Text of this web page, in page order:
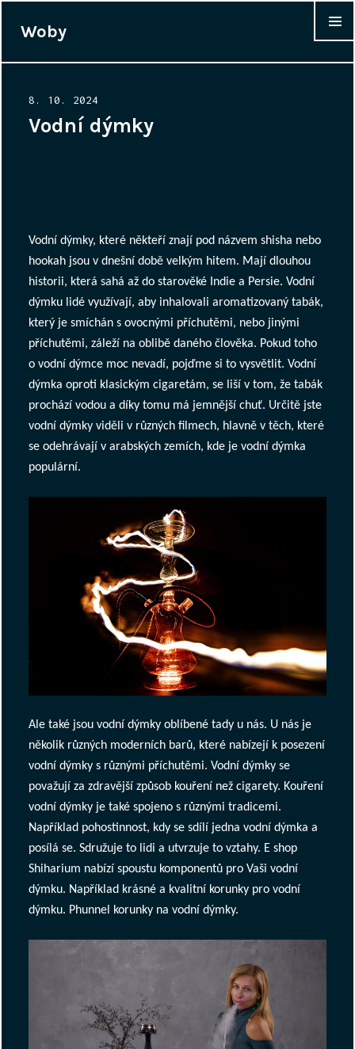
Woby
Posted
on
8. 10. 2024
Vodní dýmky
Vodní dýmky, které někteří znají pod názvem shisha nebo
hookah jsou v dnešní době velkým hitem. Mají dlouhou
historii, která sahá až do starověké Indie a Persie. Vodní
dýmku lidé využívají, aby inhalovali aromatizovaný tabák,
který je smíchán s ovocnými příchutěmi, nebo jinými
příchutěmi, záleží na oblibě daného člověka. Pokud toho
o vodní dýmce moc nevadí, pojďme si to vysvětlit. Vodní
dýmka oproti klasickým cigaretám, se liší v tom, že tabák
prochází vodou a díky tomu má jemnější chuť. Určitě jste
vodní dýmky viděli v různých filmech, hlavně v těch, které
se odehrávají v arabských zemích, kde je vodní dýmka
populární.
Ale také jsou vodní dýmky oblíbené tady u nás. U nás je
několik různých moderních barů, které nabízejí k posezení
vodní dýmky s různými příchutěmi. Vodní dýmky se
považují za zdravější způsob kouření než cigarety. Kouření
vodní dýmky je také spojeno s různými tradicemi.
Například pohostinnost, kdy se sdílí jedna vodní dýmka a
posílá se. Sdružuje to lidi a utvrzuje to vztahy. E shop
Shiharium nabízí spoustu komponentů pro Vaši vodní
dýmku. Například krásné a kvalitní korunky pro vodní
dýmku. Phunnel korunky na vodní dýmky.